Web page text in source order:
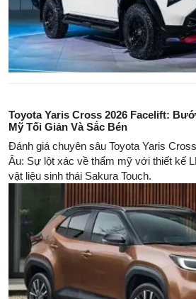
Toyota Yaris Cross 2026 Facelift:
Mỹ Tối Giản Và Sắc Bén
Đánh giá chuyên sâu Toyota Yaris
Âu: Sự lột xác về thẩm mỹ với thiết kế
vật liệu sinh thái Sakura Touch.